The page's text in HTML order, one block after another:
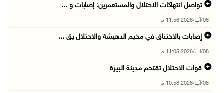
تواصل انتهاكات الاحتلال والمستعمرين: إصابات و ...
08/آب/2026 11:56 م
إصابات بالاختناق في مخيم الدهيشة والاحتلال يق ...
08/آب/2026 11:05 م
قوات الاحتلال تقتحم مدينة البيرة
08/آب/2026 10:58 م